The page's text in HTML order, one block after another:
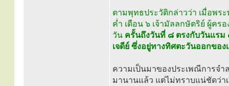
ตามพุทธประวัติกล่าวว่า เมื่อพร
ค่ำ เดือน ๖ เจ้ามัลลกษัตริย์ ผู้ค
วัน ครั้นถึงวันที่ ๘ ตรงกับวันแรม
เจดีย์ ซึ่งอยู่ทางทิศตะวันออกของ
ความเป็นมาของประเพณีการจำ
มานานแล้ว แต่ไม่ทราบแน่ชัดว่า